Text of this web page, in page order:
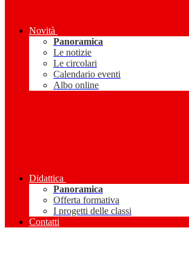
Novità
Panoramica
Le notizie
Le circolari
Calendario eventi
Albo online
Didattica
Panoramica
Offerta formativa
I progetti delle classi
Contatti